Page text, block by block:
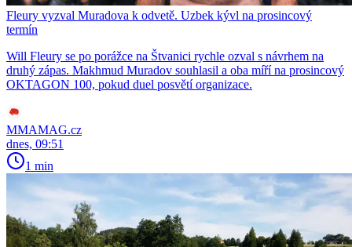
Fleury vyzval Muradova k odvetě. Uzbek kývl na prosincový
termín
Will Fleury se po porážce na Štvanici rychle ozval s návrhem na
druhý zápas. Makhmud Muradov souhlasil a oba míří na prosincový
OKTAGON 100, pokud duel posvětí organizace.
MMAMAG.cz
dnes, 09:51
1 min